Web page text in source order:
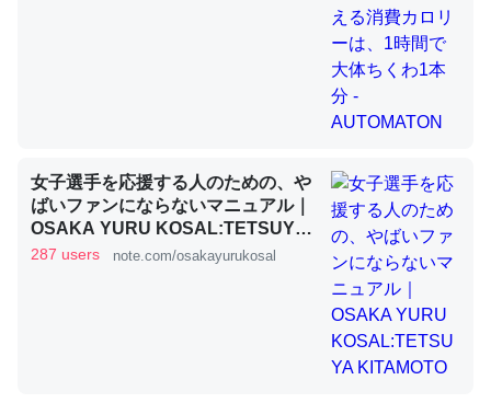
利だから両方が拮抗してるのでは」とあって面白い。海に
いる鋏角類（カブトガニ・ウミグモ）はカルシウムを使わ
ずキチンを強化してる筈だが、酵素が違うのか？
─ニュース :: 【研究発表】昆虫学の大問題＝「昆虫はなぜ海にいな
これを元に考えるとカルシウムを大量に使う脊椎動物と貝
類は苦労してるんだな…。腹足類だと殻を無くしてナメク
─ニュース :: 【研究発表】昆虫学の大問題＝「昆虫はなぜ海にいな
女子選手を応援する人のための、や
ばいファンにならないマニュアル｜
OSAKA YURU KOSAL:TETSUYA
KITAMOTO
287 users note.com/osakayurukosal